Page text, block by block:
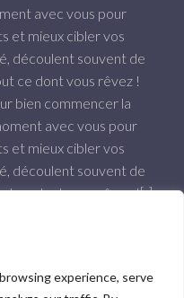
experience, serve
avec vous pour
et mieux cibler vos
découlent souvent de
ce dont vous rêvez !
bien commencer la
avec vous pour
et mieux cibler vos
découlent souvent de
ce dont vous rêvez ![:]